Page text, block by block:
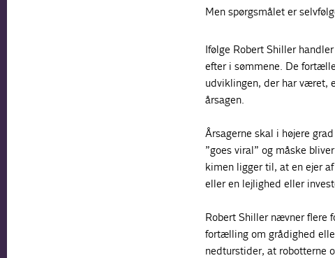
Men spørgsmålet er
Ifølge Robert Shiller
efter i sømmene. De
udviklingen, der har været,
årsagen.
Årsagerne skal i højere
”goes viral” og måske
kimen ligger til, at en ejer
eller en lejlighed eller
Robert Shiller nævner flere
fortælling om grådighed
nedturstider, at robotterne